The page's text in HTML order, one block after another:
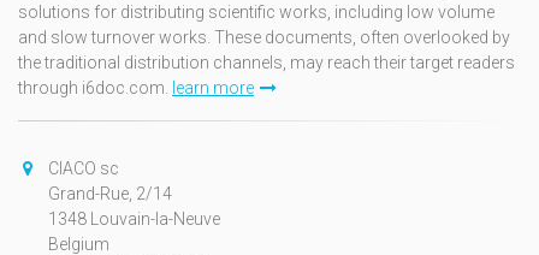
solutions for distributing scientific works, including low volume
and slow turnover works. These documents, often overlooked by
the traditional distribution channels, may reach their target readers
through i6doc.com.
learn more
CIACO sc
Grand-Rue, 2/14
1348 Louvain-la-Neuve
Belgium